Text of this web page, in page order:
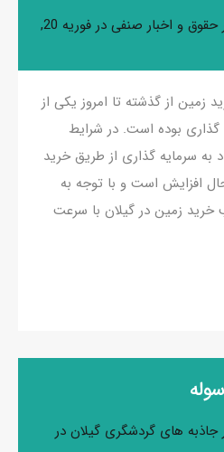
حقوق و اخبار صنفی در
فوریه 20,
زمین از گذشته تا امروز یکی از
بوده است. در شرایط
به سرمایه گذاری از طریق خرید
افزایش است و با توجه به
خرید زمین در گیلان با سرعت
جاذبه های گردشگری گیلان در